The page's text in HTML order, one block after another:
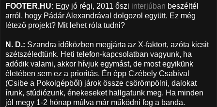
FOOTER.HU: Egy jó régi, 2011 őszi interjúban beszéltél
arról, hogy Pádár Alexandrával dolgozol együtt. Ez még
létező projekt? Mit lehet róla tudni?
N. D.: Szandra időközben megjárta az X-faktort, azóta kicsit
szétszéledtünk. Heti telefon-kapcsolatban vagyunk, ha
adódik valami, akkor hívjuk egymást, de most egyikünk
életében sem ez a prioritás. Én épp Czébely Csabival
(Csibe a Pokolgépből) járok össze csörömpölni, dalokat
írunk, stúdiózunk, énekeseket hallgatunk meg. Ha minden
jól megy 1-2 hónap múlva már működni fog a banda.